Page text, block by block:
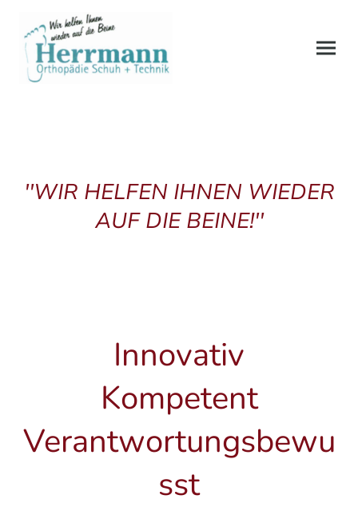
''WIR HELFEN IHNEN WIEDER
AUF DIE BEINE!''
Innovativ
Kompetent
Verantwortungsbewu
sst